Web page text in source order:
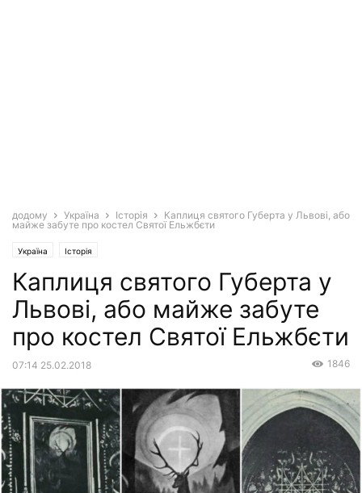
додому Україна Історія
Каплиця святого Губерта у Львові, або
майже забуте про костел Святої Ельжбєти
Україна Історія
Каплиця святого Губерта у
Львові, або майже забуте
про костел Святої Ельжбєти
07:14 25.02.2018 1846